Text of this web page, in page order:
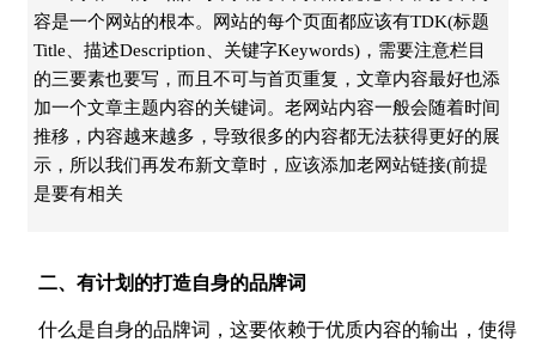
容是一个网站的根本。网站的每个页面都应该有TDK(标题
Title、描述Description、关键字Keywords)，需要注意栏目
的三要素也要写，而且不可与首页重复，文章内容最好也添
加一个文章主题内容的关键词。老网站内容一般会随着时间
推移，内容越来越多，导致很多的内容都无法获得更好的展
示，所以我们再发布新文章时，应该添加老网站链接(前提
是要有相关
二、有计划的打造自身的品牌词
什么是自身的品牌词，这要依赖于优质内容的输出，使得